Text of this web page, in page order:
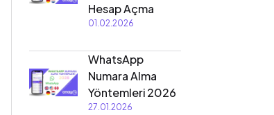
Hesap Açma
01.02.2026
WhatsApp
Numara Alma
Yöntemleri 2026
27.01.2026